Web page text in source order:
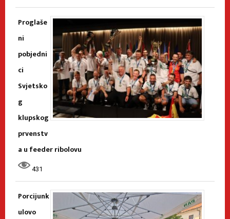
Proglaše
ni
pobjedni
ci
Svjetsko
g
klupskog
prvenstv
a u feeder ribolovu
431
Porcijunk
ulovo